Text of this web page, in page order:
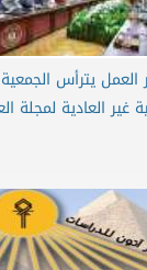
العمل يترأس الجمعية
غير العادية لمجلة